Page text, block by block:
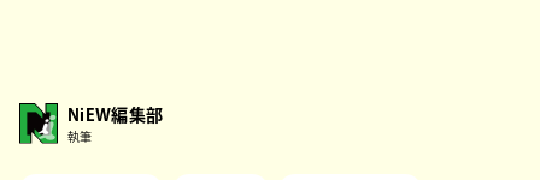
NiEW編集部
執筆